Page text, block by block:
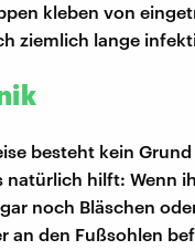
kleben von
ziemlich lange
besteht kein
natürlich hilft: Wenn
noch Bläschen
an den Fußsohlen